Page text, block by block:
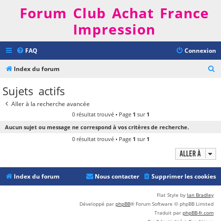
Forum Club Achat France
Impression
FAQ Connexion
Index du forum
h
r
Sujets actifs
Aller à la recherche avancée
0 résultat trouvé • Page 1 sur 1
Aucun sujet ou message ne correspond à vos critères de recherche.
0 résultat trouvé • Page 1 sur 1
Aller à
Index du forum Supprimer les cookies
Nous contacter
Flat Style by Ian Bradley
Développé par phpBB® Forum Software © phpBB Limited
Traduit par phpBB-fr.com